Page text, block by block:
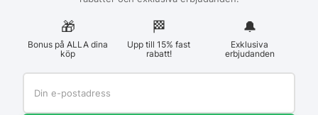
🎁
Bonus på ALLA dina
köp
🏁︎
Upp till 15% fast
rabatt!
🔔
Exklusiva
erbjudanden